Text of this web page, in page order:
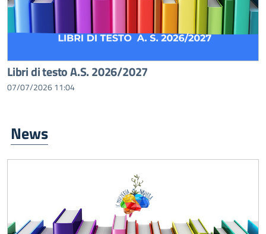
Libri di testo A.S. 2026/2027
07/07/2026 11:04
News